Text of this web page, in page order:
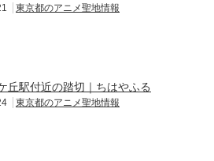
東京都のアニメ聖地情報
丘駅付近の踏切｜ちはやふる
東京都のアニメ聖地情報